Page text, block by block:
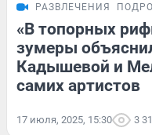
РАЗВЛЕЧЕНИЯ
«В топорных
зумеры
Кадышевой и
самих артистов
17 июля, 2025, 15:30 3